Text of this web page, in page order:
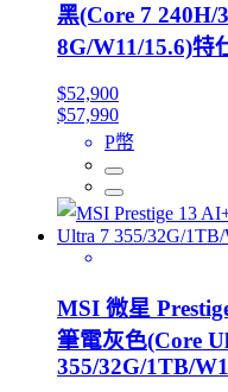
黑(Core 7 240H/
8G/W11/15.6)特
$52,900
$57,990
P幣
MSI 微星
筆電灰色(Core
355/32G/1TB/